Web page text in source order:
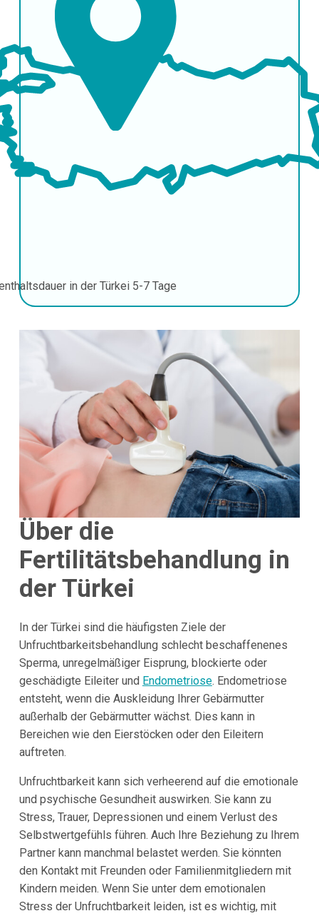
in der Türkei 5-7 Tage
Über die
Fertilitätsbehandlung in
der Türkei
In der Türkei sind die häufigsten Ziele der
Unfruchtbarkeitsbehandlung schlecht beschaffenenes
Sperma, unregelmäßiger Eisprung, blockierte oder
geschädigte Eileiter und Endometriose. Endometriose
entsteht, wenn die Auskleidung Ihrer Gebärmutter
außerhalb der Gebärmutter wächst. Dies kann in
Bereichen wie den Eierstöcken oder den Eileitern
auftreten.
Unfruchtbarkeit kann sich verheerend auf die emotionale
und psychische Gesundheit auswirken. Sie kann zu
Stress, Trauer, Depressionen und einem Verlust des
Selbstwertgefühls führen. Auch Ihre Beziehung zu Ihrem
Partner kann manchmal belastet werden. Sie könnten
den Kontakt mit Freunden oder Familienmitgliedern mit
Kindern meiden. Wenn Sie unter dem emotionalen
Stress der Unfruchtbarkeit leiden, ist es wichtig, mit